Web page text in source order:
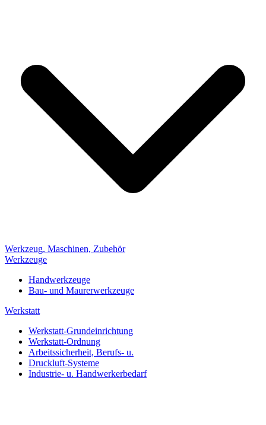
Werkzeug, Maschinen, Zubehör
Werkzeuge
Handwerkzeuge
Bau- und Maurerwerkzeuge
Werkstatt
Werkstatt-Grundeinrichtung
Werkstatt-Ordnung
Arbeitssicherheit, Berufs- u.
Druckluft-Systeme
Industrie- u. Handwerkerbedarf